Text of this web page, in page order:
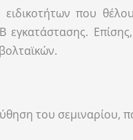
που
εγκατάστασης.
του σεμιναρίου,